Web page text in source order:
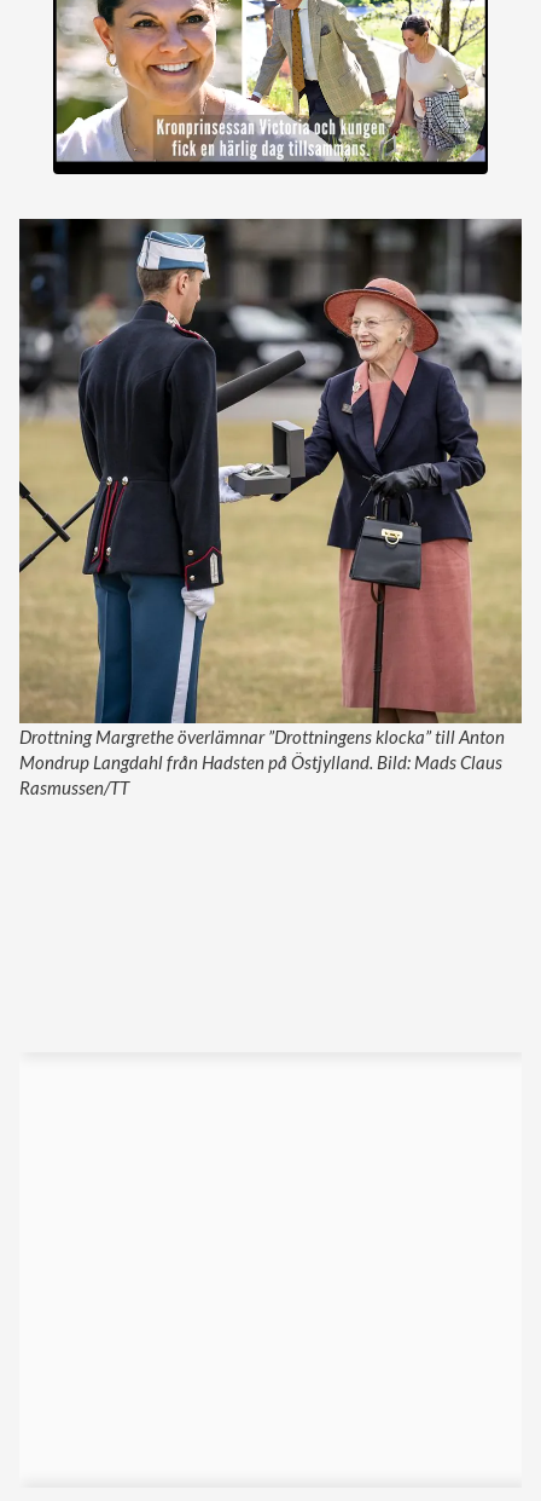
Drottning Margrethe överlämnar ”Drottningens klocka” till Anton
Mondrup Langdahl från Hadsten på Östjylland. Bild: Mads Claus
Rasmussen/TT